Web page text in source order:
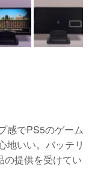
感でPS5のゲーム
地いい。バッテリ
の提供を受けてい